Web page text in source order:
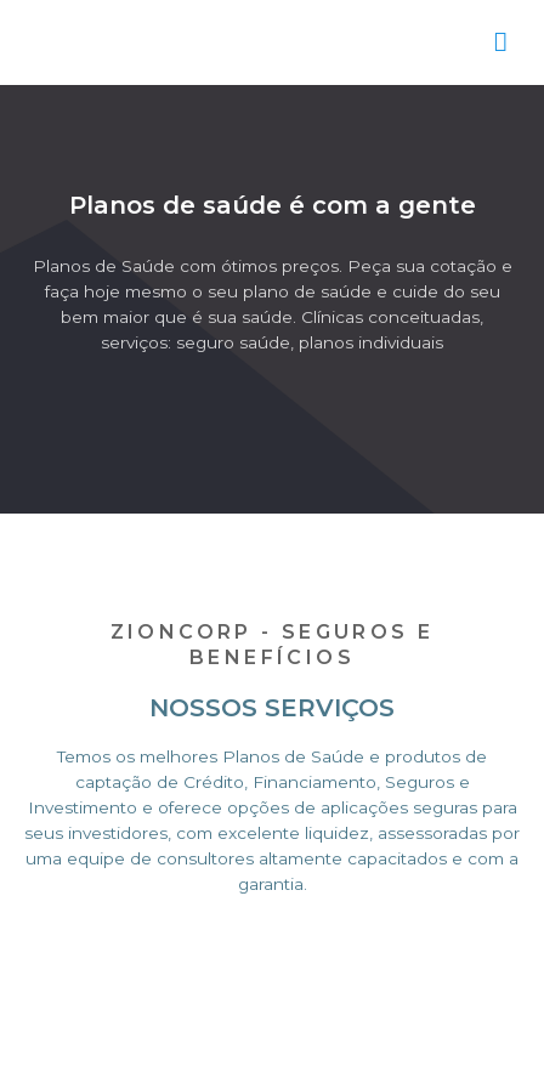
Planos de saúde é com a gente
Planos de Saúde com ótimos preços. Peça sua cotação e
faça hoje mesmo o seu plano de saúde e cuide do seu
bem maior que é sua saúde. Clínicas conceituadas,
serviços: seguro saúde, planos individuais
ZIONCORP - SEGUROS E
BENEFÍCIOS
NOSSOS SERVIÇOS
Temos os melhores Planos de Saúde e produtos de
captação de Crédito, Financiamento, Seguros e
Investimento e oferece opções de aplicações seguras para
seus investidores, com excelente liquidez, assessoradas por
uma equipe de consultores altamente capacitados e com a
garantia.